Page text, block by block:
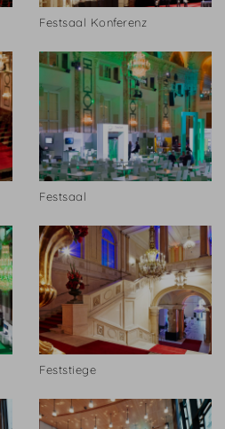
Festsaal Konferenz
Festsaal
Feststiege